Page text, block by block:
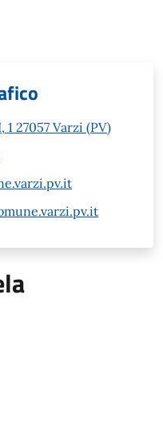
1 27057 Varzi (PV)